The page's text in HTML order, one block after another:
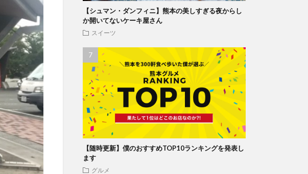
【シュマン・ダンフィニ】熊本の美しすぎる夜からし
か開いてないケーキ屋さん
スイーツ
【随時更新】僕のおすすめTOP10ランキングを発表し
ます
グルメ